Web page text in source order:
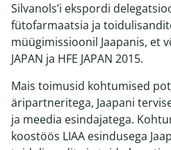
Silvanols’i ekspordi
fütofarmaatsia ja
müügimissioonil Jaapanis, et
JAPAN ja HFE JAPAN 2015.
Mais toimusid kohtumised
äripartneritega, Jaapani
ja meedia esindajatega.
koostöös LIAA esindusega